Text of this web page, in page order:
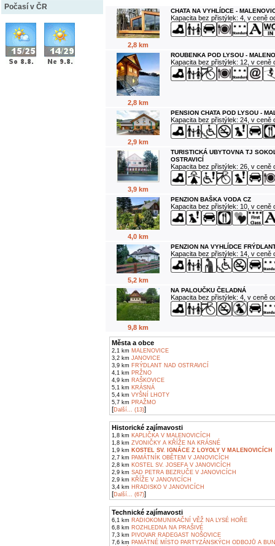
Počasí v ČR
2,8 km
CHATA NA VYHLÍDCE -
Kapacita bez přistýlek: 4, v ceně
2,8 km
ROUBENKA POD LYSOU -
Kapacita bez přistýlek: 12, v ceně
2,9 km
PENSION CHATA POD LYSOU -
Kapacita bez přistýlek: 24, v ceně
3,9 km
TURISTICKÁ UBYTOVNA TJ
OSTRAVICÍ
Kapacita bez přistýlek: 26, v ceně
4,0 km
PENZION BAŠKA VODA CZ
Kapacita bez přistýlek: 10, v ceně
5,2 km
PENZION NA VYHLÍDCE
Kapacita bez přistýlek: 14, v ceně
9,8 km
NA PALOUČKU ČELADNÁ
Kapacita bez přistýlek: 4, v ceně
Města a obce
2,1 km MALENOVICE
3,2 km JANOVICE
3,9 km FRÝDLANT NAD OSTRAVICÍ
4,1 km PRŽNO
4,9 km RAŠKOVICE
5,1 km KRÁSNÁ
5,4 km VYŠNÍ LHOTY
5,7 km PRAŽMO
[Další... (13)]
Historické zajímavosti
1,8 km KAPLIČKA V MALENOVICÍCH
1,8 km ZVONIČKY A KŘÍŽE NA KRÁSNÉ
1,9 km KOSTEL SV. IGNÁCE Z LOYOLY V MALENOVICÍCH
2,7 km PAMÁTNÍK OBĚTEM V JANOVICÍCH
2,8 km KOSTEL SV. JOSEFA V JANOVICÍCH
2,9 km SAD PETRA BEZRUČE V JANOVICÍCH
2,9 km KŘÍŽE V JANOVICÍCH
3,4 km HRADISKO V JANOVICÍCH
[Další... (67)]
Technické zajímavosti
6,1 km RADIOKOMUNIKAČNÍ VĚŽ NA LYSÉ HOŘE
6,8 km ROZHLEDNA NA PRAŠIVÉ
7,3 km PIVOVAR RADEGAST NOŠOVICE
7,6 km PAMÁTNÉ MÍSTO PARTYZÁNSKÝCH ODBOJŮ A